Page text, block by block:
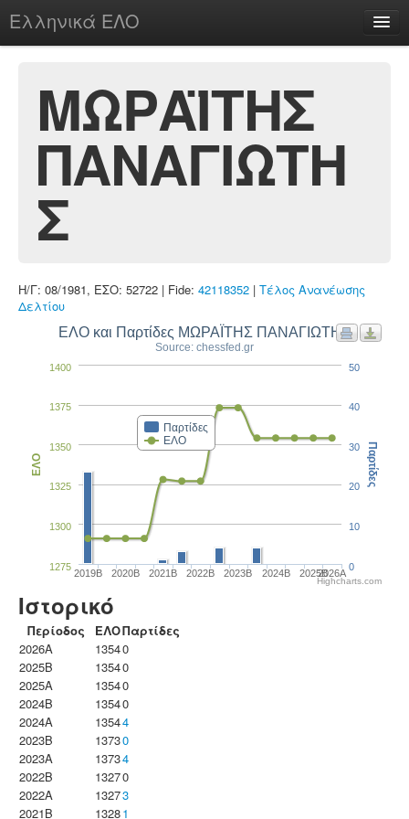
Ελληνικά ΕΛΟ
chesstu.be @ discord
Login
ΜΩΡΑΪΤΗΣ
ΠΑΝΑΓΙΩΤΗ
Σ
Η/Γ: 08/1981, ΕΣΟ: 52722 | Fide: 42118352 | Τέλος Ανανέωσης
Δελτίου
ΕΛΟ και Παρτίδες ΜΩΡΑΪΤΗΣ ΠΑΝΑΓΙΩΤΗΣ
Source: chessfed.gr
Παρτίδες
ΕΛΟ
2019B 2020B 2021B 2022B 2023B 2024B 2025B2026A
1275
1300
1325
1350
1375
1400
ΕΛΟ
0
10
20
30
40
50
Παρτίδες
Highcharts.com
Ιστορικό
Περίοδος ΕΛΟΠαρτίδες
2026A
13540
2025B
13540
2025A
13540
2024B
13540
2024A
13544
2023B
13730
2023Α
13734
2022B
13270
2022A
13273
2021B
13281